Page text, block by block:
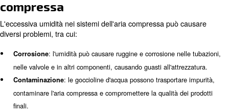
Perché l'aria compressa è
L'aria compressa è naturalmente umida a causa
nell'aria ambiente. Quando l'aria viene compressa, la
e pressione aumentano, causando l'aumento
condensazione del vapore acqueo in forma liquida.
può accumularsi nel sistema dell'aria compressa,
problemi se non gestita correttamente.